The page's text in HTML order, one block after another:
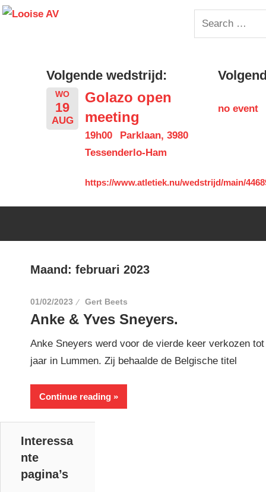
Skip
Search
for:
Volgende wedstrijd:
WO
19
AUG
Golazo open
meeting
19h00
Parklaan, 3980
Tessenderlo-Ham
https://www.atletiek.nu/wedstrijd/main/
no event
Maand: februari 2023
01/02/2023 Gert Beets
Anke & Yves Sneyers.
Anke Sneyers werd voor de vierde keer verkozen
jaar in Lummen. Zij behaalde de Belgische titel
Continue reading
Interessa
nte
pagina’s